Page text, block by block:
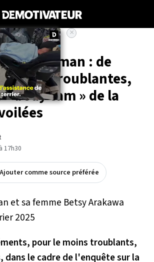
Entertainment
Hackman : de
troublantes,
body cam » de la
17h30
Ajouter comme source préférée
pour le moins troublants,
dans le cadre de l'enquête sur la
×